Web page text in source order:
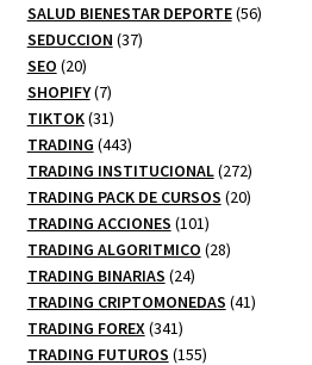
productos
SALUD BIENESTAR DEPORTE 5656
SEDUCCION 3737
SEO 2020
productos
SHOPIFY 77
productos
TIKTOK 3131
productos
TRADING 443443
productos
TRADING INSTITUCIONAL 272272
productos
TRADING PACK DE CURSOS 2020
TRADING ACCIONES 101101
productos
TRADING ALGORITMICO 2828
TRADING BINARIAS 2424
productos
TRADING CRIPTOMONEDAS 4141
TRADING FOREX 341341
productos
TRADING FUTUROS 155155